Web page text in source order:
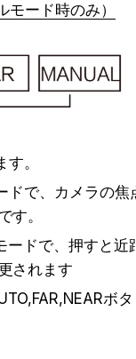
ード時のみ）
。
ドで、カメラの焦
す。
ードで、押すと近
されます
ボタ